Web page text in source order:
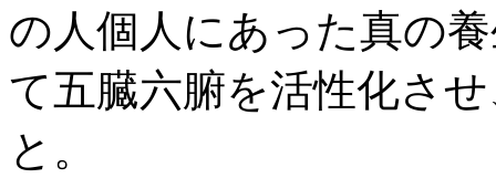
の人個人にあった真の
て五臓六腑を活性化さ
と。